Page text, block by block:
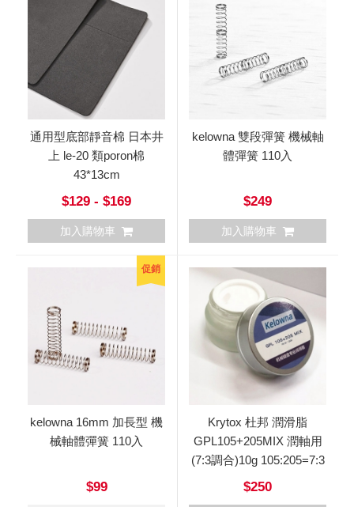
通用型底部靜音棉 日本井
上 le-20 類poron棉
43*13cm
$129 - $169
加入購物車
kelowna 雙段彈簧 機械軸
體彈簧 110入
$249
加入購物車
促銷
kelowna 16mm 加長型 機
械軸體彈簧 110入
$99
Krytox 杜邦 潤滑脂
GPL105+205MIX 潤軸用
(7:3調合)10g 105:205=7:3
$250